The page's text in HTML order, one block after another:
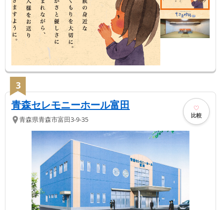
3
青森セレモニーホール富田
青森県青森市富田3-9-35 比較